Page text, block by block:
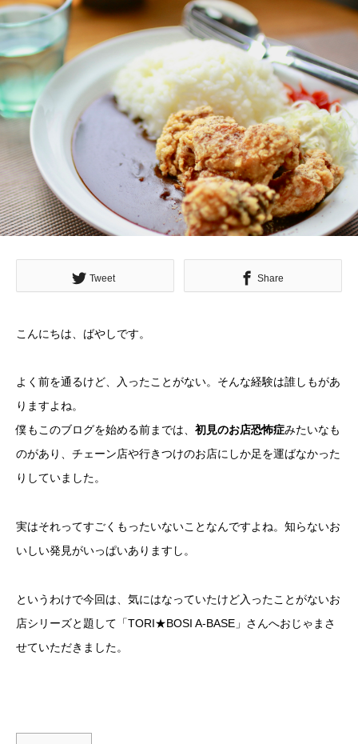
Tweet Share
こんにちは、ばやしです。
よく前を通るけど、入ったことがない。そんな経験は誰しもがあ
りますよね。
僕もこのブログを始める前までは、 初見のお店恐怖症みたいなも
のがあり、チェーン店や行きつけのお店にしか足を運ばなかった
りしていました。
実はそれってすごくもったいないことなんですよね。知らないお
いしい発見がいっぱいありますし。
というわけで今回は、気にはなっていたけど入ったことがないお
店シリーズと題して「TORI★BOSI A-BASE」さんへおじゃまさ
せていただきました。